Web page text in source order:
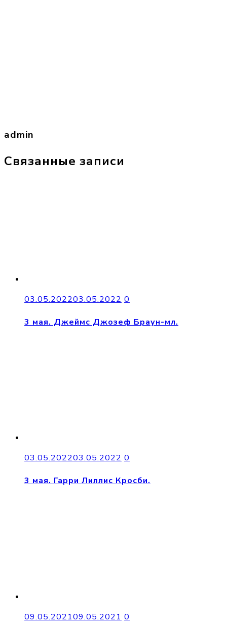
admin
Связанные записи
03.05.202203.05.2022 0
3 мая. Джеймс Джозеф Браун-мл.
03.05.202203.05.2022 0
3 мая. Гарри Лиллис Кросби.
09.05.202109.05.2021 0